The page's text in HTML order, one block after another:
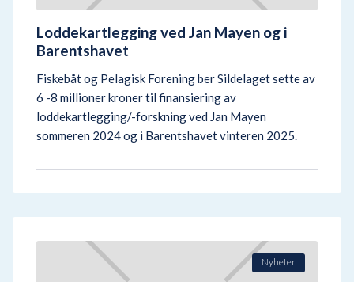
Loddekartlegging ved Jan Mayen og i
Barentshavet
Fiskebåt og Pelagisk Forening ber Sildelaget sette av
6 -8 millioner kroner til finansiering av
loddekartlegging/-forskning ved Jan Mayen
sommeren 2024 og i Barentshavet vinteren 2025.
Nyheter